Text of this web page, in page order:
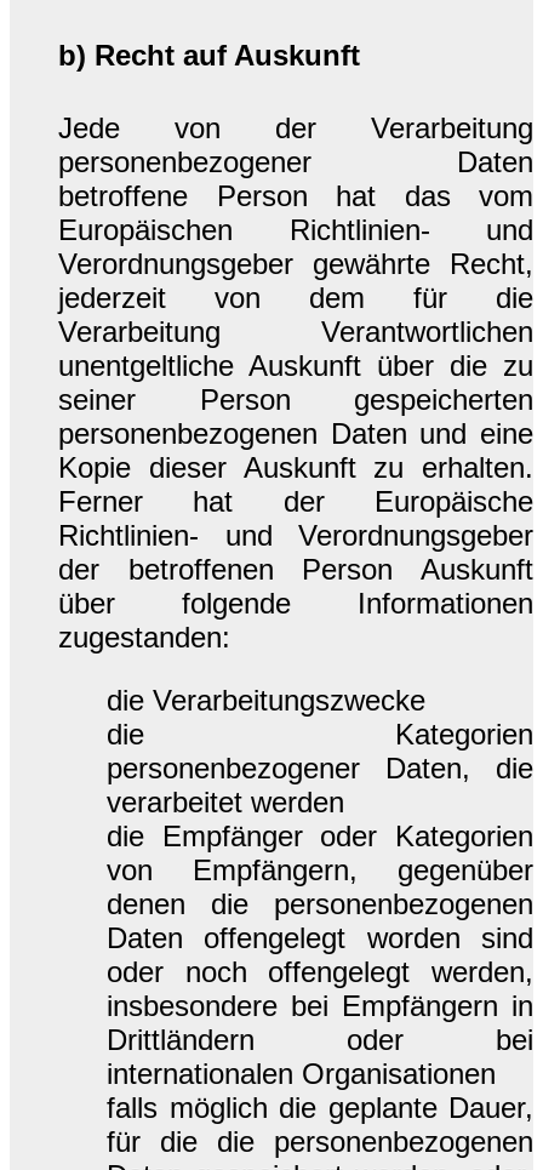
b) Recht auf Auskunft
Jede von der Verarbeitung
personenbezogener Daten
betroffene Person hat das vom
Europäischen Richtlinien- und
Verordnungsgeber gewährte Recht,
jederzeit von dem für die
Verarbeitung Verantwortlichen
unentgeltliche Auskunft über die zu
seiner Person gespeicherten
personenbezogenen Daten und eine
Kopie dieser Auskunft zu erhalten.
Ferner hat der Europäische
Richtlinien- und Verordnungsgeber
der betroffenen Person Auskunft
über folgende Informationen
zugestanden:
die Verarbeitungszwecke
die Kategorien
personenbezogener Daten, die
verarbeitet werden
die Empfänger oder Kategorien
von Empfängern, gegenüber
denen die personenbezogenen
Daten offengelegt worden sind
oder noch offengelegt werden,
insbesondere bei Empfängern in
Drittländern oder bei
internationalen Organisationen
falls möglich die geplante Dauer,
für die die personenbezogenen